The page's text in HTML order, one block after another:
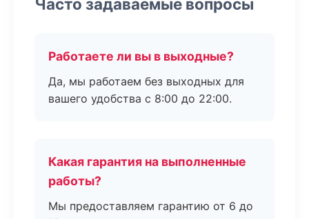
Часто задаваемые вопросы
Работаете ли вы в выходные?
Да, мы работаем без выходных для
вашего удобства с 8:00 до 22:00.
Какая гарантия на выполненные
работы?
Мы предоставляем гарантию от 6 до